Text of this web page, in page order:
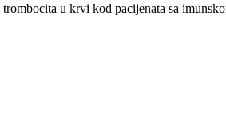
u krvi kod pacijenata sa